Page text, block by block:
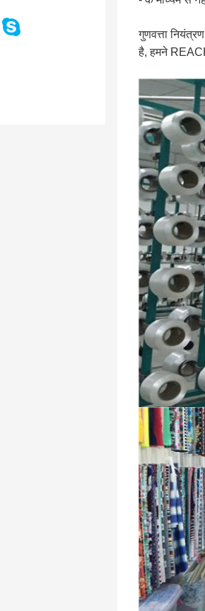
गुणवत्ता
है, हमने